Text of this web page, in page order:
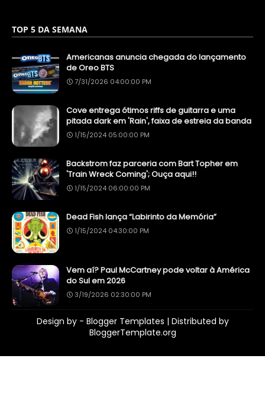
TOP 5 DA SEMANA
Americanas anuncia chegada do lançamento
de Oreo BTS
7/31/2026 04:00:00 PM
Cove entrega ótimos riffs de guitarra e uma
pitada dark em 'Rain', faixa de estreia da banda
1/15/2024 05:00:00 PM
Backstrom faz parceria com Bart Topher em
'Train Wreck Coming'; Ouça aqui!!
1/15/2024 06:00:00 PM
Dead Fish lança “Labirinto da Memória”
1/15/2024 04:30:00 PM
Vem aí? Paul McCartney pode voltar à América
do Sul em 2026
3/19/2026 02:30:00 PM
Design by - Blogger Templates | Distributed by
BloggerTemplate.org